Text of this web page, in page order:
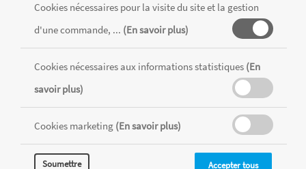
Cookies nécessaires pour la visite du site et la gestion
d'une commande, ... (En savoir plus)
Cookies nécessaires aux informations statistiques (En
savoir plus)
Cookies marketing (En savoir plus)
Soumettre Accepter tous
Tous les produits sont vendus dans la limite des stocks disponibles de
chaque magasin, toutes taxes comprises.
CONDITIONS GÉNÉRALES